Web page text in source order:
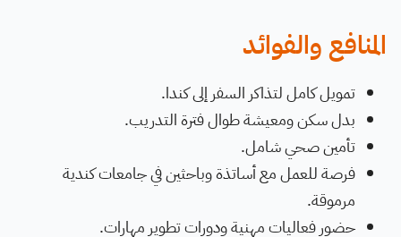
المنافع والفوائد
تمويل كامل لتذاكر السفر إلى كندا.
بدل سكن ومعيشة طوال فترة التدريب.
تأمين صحي شامل.
فرصة للعمل مع أساتذة وباحثين في جامعات كندية
مرموقة.
حضور فعاليات مهنية ودورات تطوير مهارات.